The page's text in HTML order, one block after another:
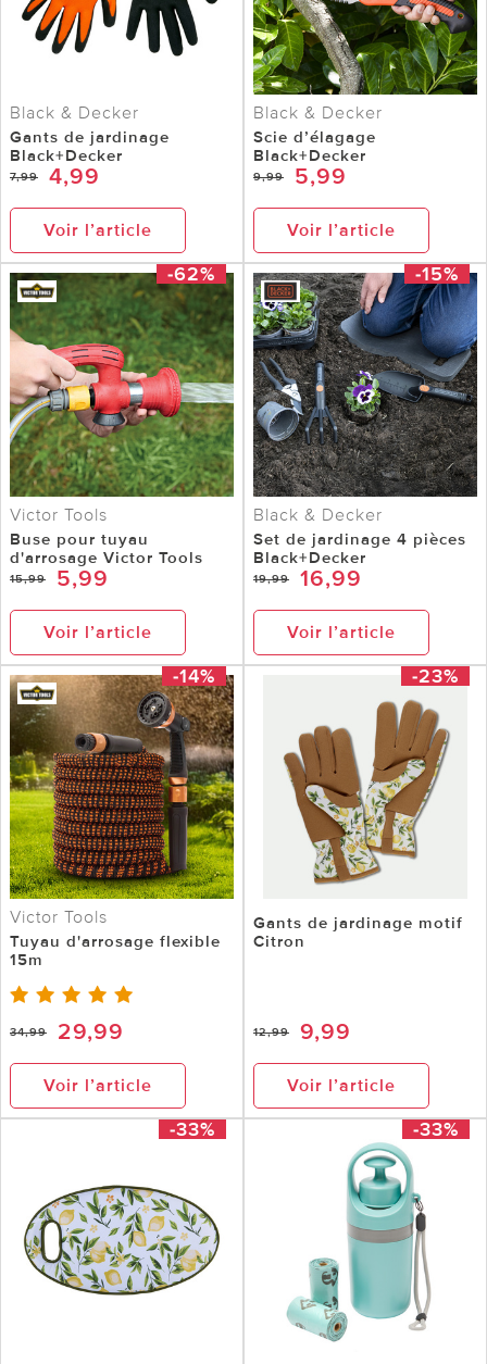
Black & Decker
Gants de jardinage
Black+Decker
7,99 4,99
Voir l’article
Black & Decker
Scie d’élagage
Black+Decker
9,99 5,99
Voir l’article
-62%
Victor Tools
Buse pour tuyau
d'arrosage Victor Tools
15,99 5,99
Voir l’article
-15%
Black & Decker
Set de jardinage 4 pièces
Black+Decker
19,99 16,99
Voir l’article
-14%
Victor Tools
Tuyau d'arrosage flexible
15m
34,99 29,99
Voir l’article
-23%
Gants de jardinage motif
Citron
12,99 9,99
Voir l’article
-33% -33%